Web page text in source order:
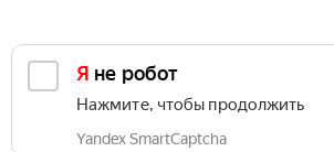
Я не робот
Нажмите, чтобы продолжить
Yandex SmartCaptcha